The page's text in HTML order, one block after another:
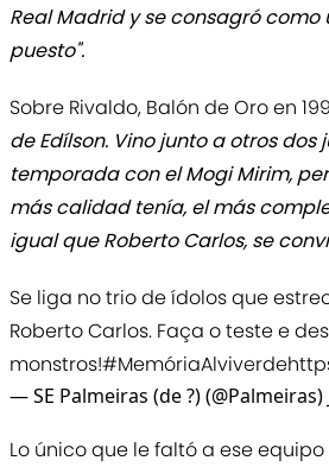
Real Madrid y se consagró
puesto".
Sobre Rivaldo, Balón de Oro en
de Edílson. Vino junto a otros
temporada con el Mogi Mirim,
más calidad tenía, el más
igual que Roberto Carlos, se
Se liga no trio de ídolos que
Roberto Carlos. Faça o teste e
monstros!#MemóriaAlviverde
— SE Palmeiras (de ?) (@Palmeiras)
Lo único que le faltó a ese